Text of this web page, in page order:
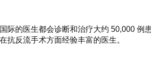
际的医生都会诊断和治疗大约 50,000
抗反流手术方面经验丰富的医生。